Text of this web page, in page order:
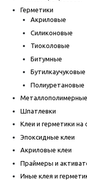
Герметики
Акриловые
Силиконовые
Тиоколовые
Битумные
Бутилкаучуковые
Полиуретановые
Шпатлевки
Клеи и герметики на
Эпоксидные клеи
Акриловые клеи
Праймеры и
Иные клея и